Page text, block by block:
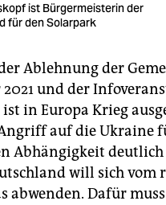
ist Bürgermeisterin der
für den Solarpark
Ablehnung der
2021 und der
in Europa Krieg
auf die Ukraine
Abhängigkeit
will sich vom
abwenden. Dafür